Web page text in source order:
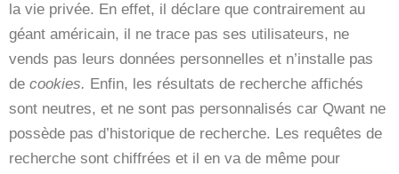
la vie privée. En effet, il déclare que contrairement au
géant américain, il ne trace pas ses utilisateurs, ne
vends pas leurs données personnelles et n’installe pas
de cookies. Enfin, les résultats de recherche affichés
sont neutres, et ne sont pas personnalisés car Qwant ne
possède pas d’historique de recherche. Les requêtes de
recherche sont chiffrées et il en va de même pour